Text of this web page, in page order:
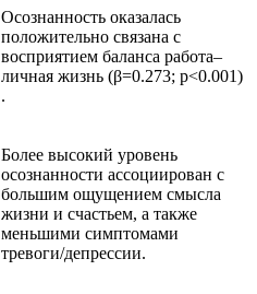
Осознанность оказалась
положительно связана с
восприятием баланса работа–
личная жизнь (β=0.273; p<0.001)​
.
Более высокий уровень
осознанности ассоциирован с
большим ощущением смысла
жизни и счастьем, а также
меньшими симптомами
тревоги/депрессии.